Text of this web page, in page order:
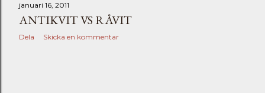
januari 16, 2011
ANTIKVIT VS RÅVIT
Dela Skicka en kommentar